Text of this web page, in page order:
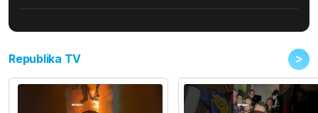
Republika TV >